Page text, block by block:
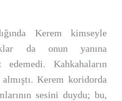
Kerem kimseyle
da onun yanına
edemedi. Kahkahaların
Kerem koridorda
sesini duydu; bu,